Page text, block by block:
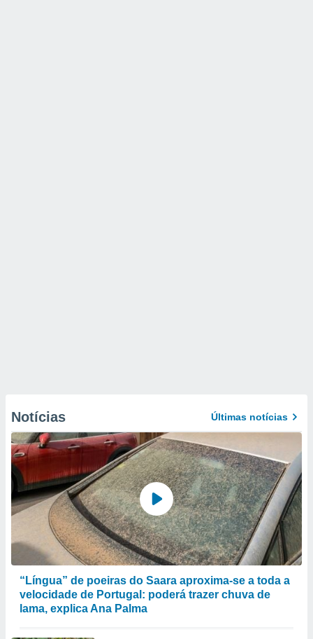
Notícias Últimas notícias
“Língua” de poeiras do Saara aproxima-se a toda a
velocidade de Portugal: poderá trazer chuva de
lama, explica Ana Palma